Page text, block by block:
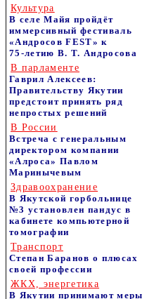
Культура
В селе Майя пройдёт
иммерсивный фестиваль
«Андросов FEST» к
75‑летию В. Т. Андросова
В парламенте
Гаврил Алексеев:
Правительству Якутии
предстоит принять ряд
непростых решений
В России
Встреча с генеральным
директором компании
«Алроса» Павлом
Маринычевым
Здравоохранение
В Якутской горбольнице
№3 установлен пандус в
кабинете компьютерной
томографии
Транспорт
Степан Баранов о плюсах
своей профессии
ЖКХ, энергетика
В Якутии принимают меры